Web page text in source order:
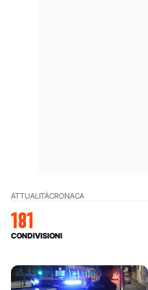
ATTUALITÀCRONACA
181
CONDIVISIONI